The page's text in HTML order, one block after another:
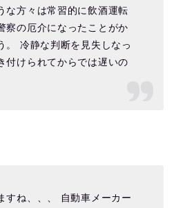
な方々は常習的に飲酒運転
察の厄介になったことがか
。 冷静な判断を見失しなっ
付けられてからでは遅いの
すね、、、 自動車メーカー